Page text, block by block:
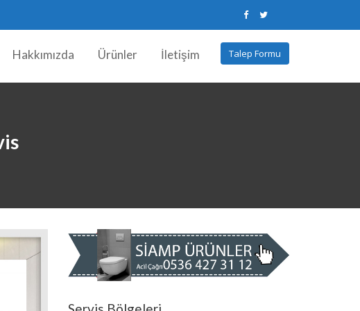
Talep Formu
Hakkımızda Ürünler İletişim